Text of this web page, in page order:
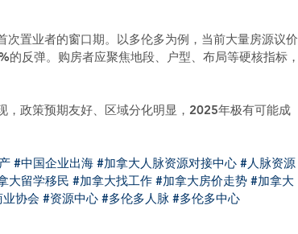
置业者的窗口期。以多伦多为例，当前大量房源议价
反弹。购房者应聚焦地段、户型、布局等硬核指标，
政策预期友好、区域分化明显，2025年极有可能成
#中国企业出海 #加拿大人脉资源对接中心 #人脉资源
大留学移民 #加拿大找工作 #加拿大房价走势 #加拿大
协会 #资源中心 #多伦多人脉 #多伦多中心